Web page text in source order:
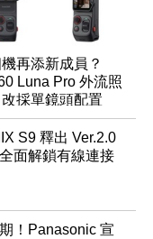
再添新成員？
Luna Pro 外流照
採單鏡頭配置
S9 釋出 Ver.2.0
面解鎖有線連接
！Panasonic 宣